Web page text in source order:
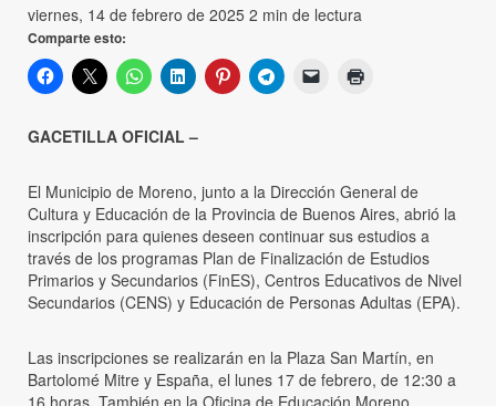
viernes, 14 de febrero de 2025 2 min de lectura
Comparte esto:
GACETILLA OFICIAL –
El Municipio de Moreno, junto a la Dirección General de
Cultura y Educación de la Provincia de Buenos Aires, abrió la
inscripción para quienes deseen continuar sus estudios a
través de los programas Plan de Finalización de Estudios
Primarios y Secundarios (FinES), Centros Educativos de Nivel
Secundarios (CENS) y Educación de Personas Adultas (EPA).
Las inscripciones se realizarán en la Plaza San Martín, en
Bartolomé Mitre y España, el lunes 17 de febrero, de 12:30 a
16 horas. También en la Oficina de Educación Moreno,